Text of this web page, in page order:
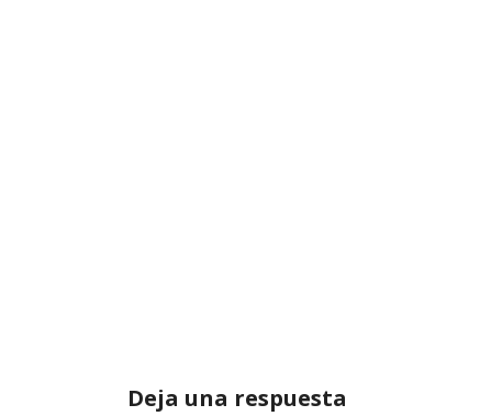
Deja una respuesta